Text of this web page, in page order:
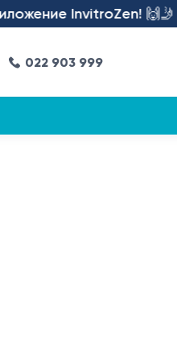
InvitroZen! 🙌🤳
022 903 999